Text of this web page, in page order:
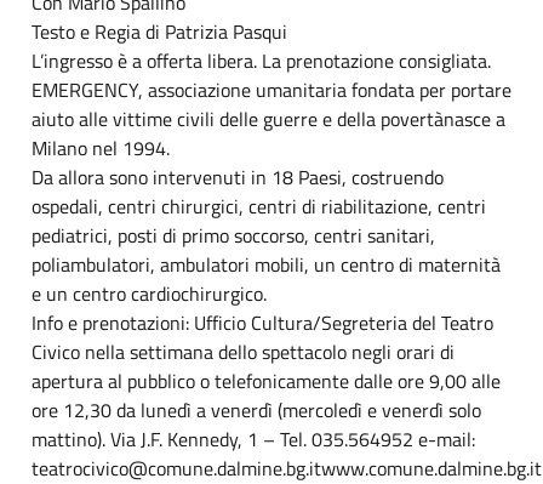
Testo e Regia di Patrizia Pasqui
L’ingresso è a offerta libera. La prenotazione consigliata.
EMERGENCY, associazione umanitaria fondata per portare
aiuto alle vittime civili delle guerre e della povertànasce a
Milano nel 1994.
Da allora sono intervenuti in 18 Paesi, costruendo
ospedali, centri chirurgici, centri di riabilitazione, centri
pediatrici, posti di primo soccorso, centri sanitari,
poliambulatori, ambulatori mobili, un centro di maternità
e un centro cardiochirurgico.
Info e prenotazioni: Ufficio Cultura/Segreteria del Teatro
Civico nella settimana dello spettacolo negli orari di
apertura al pubblico o telefonicamente dalle ore 9,00 alle
ore 12,30 da lunedì a venerdì (mercoledì e venerdì solo
mattino). Via J.F. Kennedy, 1 – Tel. 035.564952 e-mail:
teatrocivico@comune.dalmine.bg.itwww.comune.dalmine.bg.it